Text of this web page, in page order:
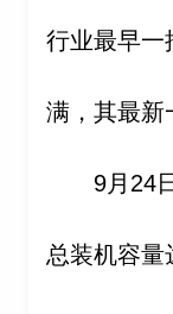
行业最早一
满，其最新
9月24
总装机容量